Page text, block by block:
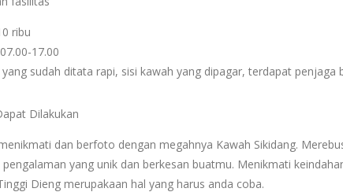
ribu
17.00
sudah ditata rapi, sisi kawah yang dipagar, terdapat penjaga
Dilakukan
dan berfoto dengan megahnya Kawah Sikidang.
yang unik dan berkesan buatmu. Menikmati
Dieng merupakaan hal yang harus anda coba.